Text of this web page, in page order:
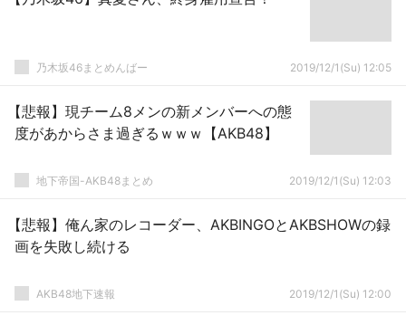
乃木坂46まとめんばー 2019/12/1(Su) 12:05
【悲報】現チーム8メンの新メンバーへの態
度があからさま過ぎるｗｗｗ【AKB48】
地下帝国-AKB48まとめ 2019/12/1(Su) 12:03
【悲報】俺ん家のレコーダー、AKBINGOとAKBSHOWの録
画を失敗し続ける
AKB48地下速報 2019/12/1(Su) 12:00